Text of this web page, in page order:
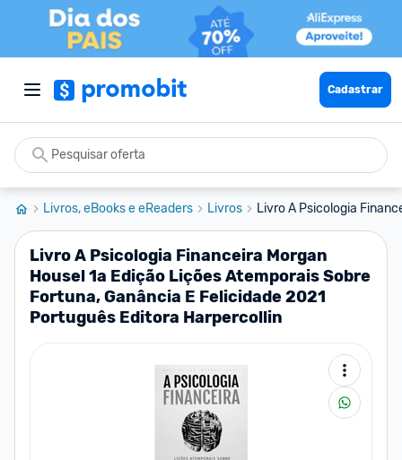
Cadastrar
Livros, eBooks e eReaders Livros Livro A Psicologia
Livro A Psicologia Financeira Morgan
Housel 1a Edição Lições Atemporais Sobre
Fortuna, Ganância E Felicidade 2021
Português Editora Harpercollin